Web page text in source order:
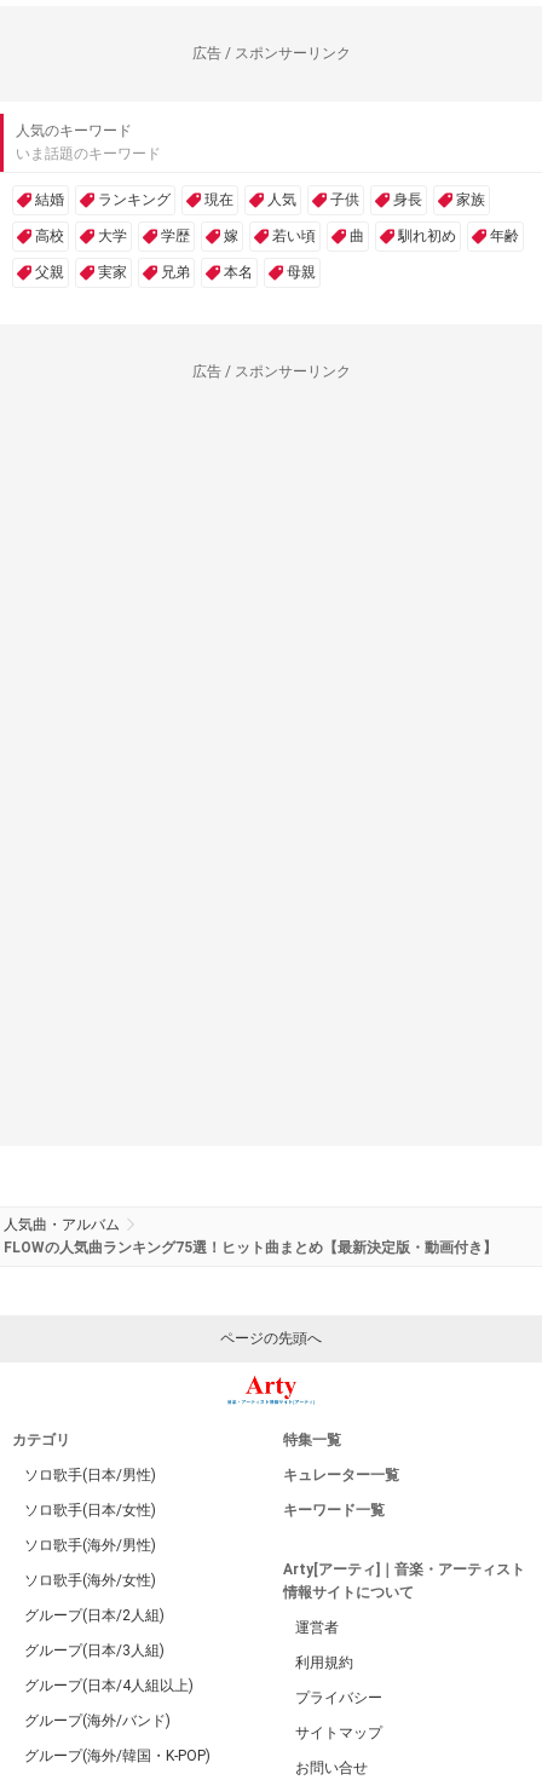
広告 / スポンサーリンク
人気のキーワード
いま話題のキーワード
結婚 ランキング 現在 人気 子供 身長 家族
高校 大学 学歴 嫁 若い頃 曲 馴れ初め 年齢
父親 実家 兄弟 本名 母親
広告 / スポンサーリンク
人気曲・アルバム
FLOWの人気曲ランキング75選！ヒット曲まとめ【最新決定版・動画付き】
ページの先頭へ
カテゴリ
ソロ歌手(日本/男性)
ソロ歌手(日本/女性)
ソロ歌手(海外/男性)
ソロ歌手(海外/女性)
グループ(日本/2人組)
グループ(日本/3人組)
グループ(日本/4人組以上)
グループ(海外/バンド)
グループ(海外/韓国・K-POP)
特集一覧
キュレーター一覧
キーワード一覧
Arty[アーティ]｜音楽・アーティスト
情報サイトについて
運営者
利用規約
プライバシー
サイトマップ
お問い合せ